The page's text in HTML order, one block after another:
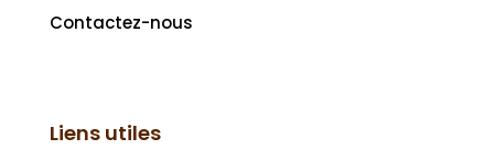
Contactez-nous
Liens utiles